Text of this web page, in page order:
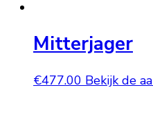
Mitterjager
€477.00 Bekijk de